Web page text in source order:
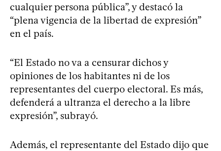
cualquier persona pública”, y destacó la
“plena vigencia de la libertad de expresión”
en el país.
“El Estado no va a censurar dichos y
opiniones de los habitantes ni de los
representantes del cuerpo electoral. Es más,
defenderá a ultranza el derecho a la libre
expresión”, subrayó.
Además, el representante del Estado dijo que